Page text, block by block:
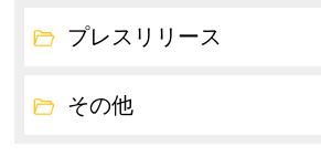
プレスリリース
その他